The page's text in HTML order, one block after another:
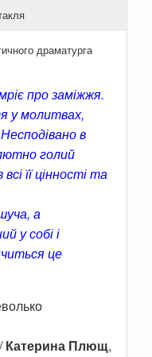
драматурга
про заміжжя.
у молитвах,
в
голий
її цінності та
а
у собі і
це
Катерина Плющ,